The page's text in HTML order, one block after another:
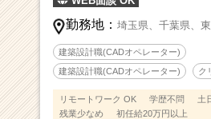
勤務地： 埼玉県、 千葉県、
建築設計職(CADオペレーター)
建築設計職(CADオペレーター) ク
リモートワーク OK 学歴不問 土
残業少なめ
初任給20万円以上